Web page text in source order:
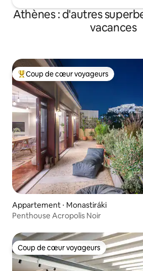
Athènes : d'autres
vacances
Coups de cœur voyageurs les plus
Coup de cœur voyageurs
Appartement ⋅ Monastiráki
Penthouse Acropolis Noir
Coup de cœur voyageurs
Coup de cœur voyageurs